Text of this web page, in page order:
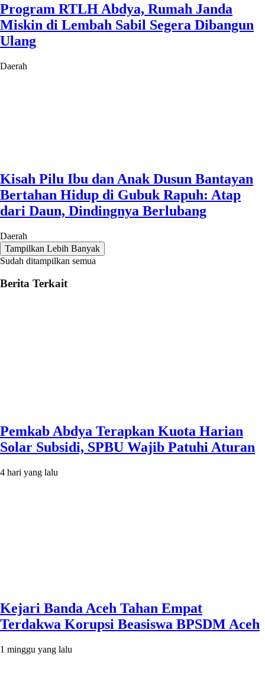
Program RTLH Abdya, Rumah Janda
Miskin di Lembah Sabil Segera Dibangun
Ulang
Daerah
Kisah Pilu Ibu dan Anak Dusun Bantayan
Bertahan Hidup di Gubuk Rapuh: Atap
dari Daun, Dindingnya Berlubang
Daerah
Tampilkan Lebih Banyak
Sudah ditampilkan semua
Berita Terkait
Pemkab Abdya Terapkan Kuota Harian
Solar Subsidi, SPBU Wajib Patuhi Aturan
4 hari yang lalu
Kejari Banda Aceh Tahan Empat
Terdakwa Korupsi Beasiswa BPSDM Aceh
1 minggu yang lalu